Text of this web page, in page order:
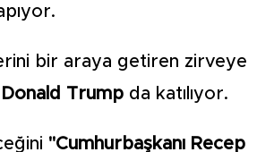
bir araya getiren zirveye
Donald Trump da katılıyor.
"Cumhurbaşkanı Recep